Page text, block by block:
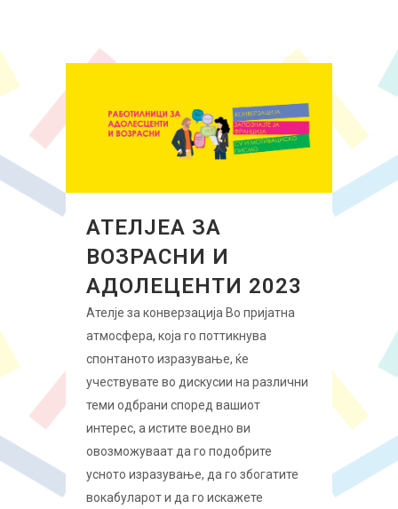
АТЕЛЈЕА ЗА
ВОЗРАСНИ И
АДОЛЕЦЕНТИ 2023
Ателје за конверзација Во пријатна
атмосфера, која го поттикнува
спонтаното изразување, ќе
учествувате во дискусии на различни
теми одбрани според вашиот
интерес, а истите воедно ви
овозможуваат да го подобрите
усното изразување, да го збогатите
вокабуларот и да го искажете